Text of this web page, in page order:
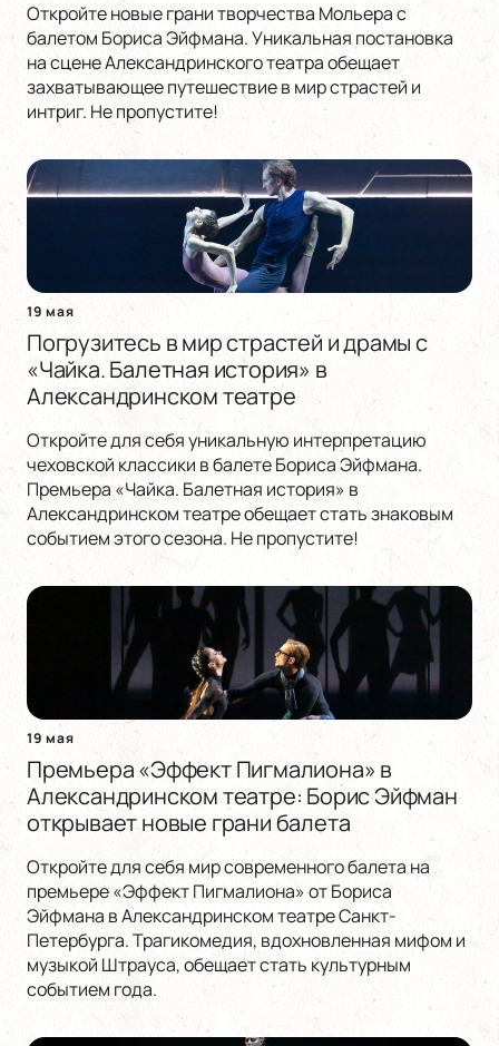
Откройте новые грани творчества Мольера с
балетом Бориса Эйфмана. Уникальная постановка
на сцене Александринского театра обещает
захватывающее путешествие в мир страстей и
интриг. Не пропустите!
19 мая
Погрузитесь в мир страстей и драмы с
«Чайка. Балетная история» в
Александринском театре
Откройте для себя уникальную интерпретацию
чеховской классики в балете Бориса Эйфмана.
Премьера «Чайка. Балетная история» в
Александринском театре обещает стать знаковым
событием этого сезона. Не пропустите!
19 мая
Премьера «Эффект Пигмалиона» в
Александринском театре: Борис Эйфман
открывает новые грани балета
Откройте для себя мир современного балета на
премьере «Эффект Пигмалиона» от Бориса
Эйфмана в Александринском театре Санкт-
Петербурга. Трагикомедия, вдохновленная мифом и
музыкой Штрауса, обещает стать культурным
событием года.